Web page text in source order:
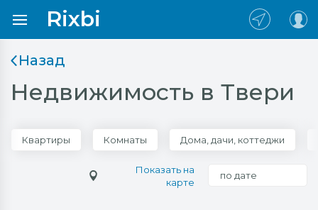
Rixbi
Назад
Недвижимость в Твери
Квартиры Комнаты Дома, дачи, коттеджи
Показать на
карте
по дате